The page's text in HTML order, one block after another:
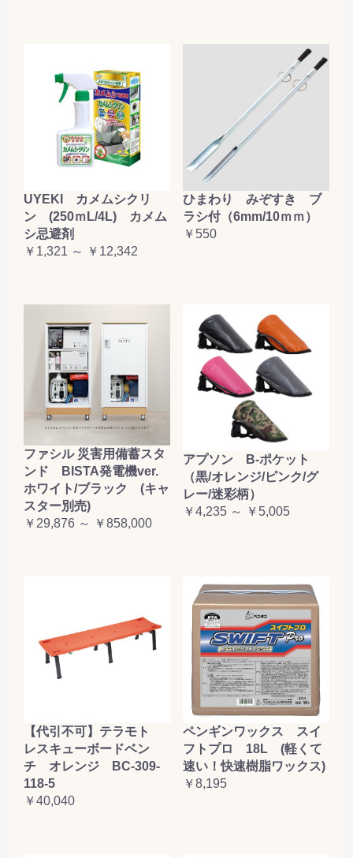
UYEKI カメムシクリ
ン (250ｍL/4L) カメム
シ忌避剤
￥1,321 ～ ￥12,342
ひまわり みぞすき ブ
ラシ付（6mm/10ｍｍ）
￥550
ファシル 災害用備蓄スタ
ンド BISTA発電機ver.
ホワイト/ブラック (キャ
スター別売)
￥29,876 ～ ￥858,000
アプソン B-ポケット
（黒/オレンジ/ピンク/グ
レー/迷彩柄）
￥4,235 ～ ￥5,005
【代引不可】テラモト
レスキューボードベン
チ オレンジ BC-309-
118-5
￥40,040
ペンギンワックス スイ
フトプロ 18L (軽くて
速い！快速樹脂ワックス)
￥8,195